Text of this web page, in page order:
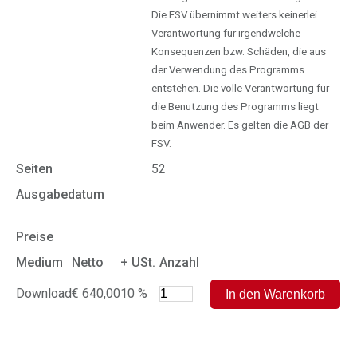
Die FSV übernimmt weiters keinerlei
Verantwortung für irgendwelche
Konsequenzen bzw. Schäden, die aus
der Verwendung des Programms
entstehen. Die volle Verantwortung für
die Benutzung des Programms liegt
beim Anwender. Es gelten die AGB der
FSV.
Seiten
52
Ausgabedatum
Preise
Medium
Netto + USt. Anzahl
Download€ 640,0010 %